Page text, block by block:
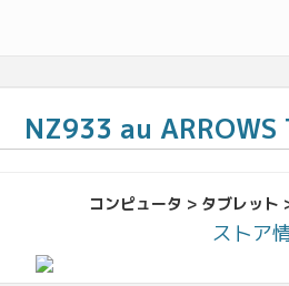
NZ933 au
コンピュータ > タブレット
ストア